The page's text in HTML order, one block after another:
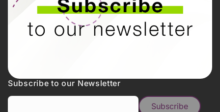
Subscribe to our Newsletter